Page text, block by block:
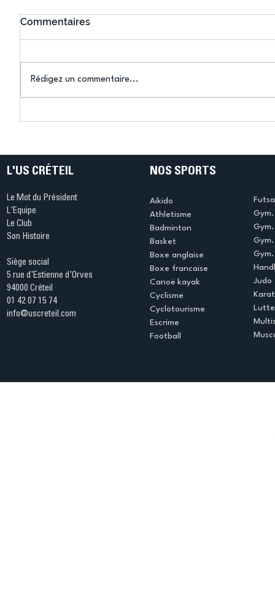
Musculation Île-de-France
Muscu à l’honneur
de
Commentaires
Rédigez un commentaire...
L'US CRÉTEIL
Le Mot du Président
L'Equipe
Le Club
Son Histoire
Siège social
5 rue d'Estienne d'Orves
94000 Créteil
01 42 07 15 74
info@uscreteil.com
NOS SPORTS
Aikido
Athletisme
Badminton
Basket
Boxe anglaise
Boxe francaise
Canoë kayak
Cyclisme
Cyclotourisme
Escrime
Football
Judo
Lutte